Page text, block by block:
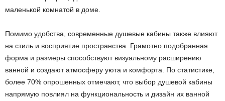
маленькой комнатой в доме.
Помимо удобства, современные душевые кабины также влияют
на стиль и восприятие пространства. Грамотно подобранная
форма и размеры способствуют визуальному расширению
ванной и создают атмосферу уюта и комфорта. По статистике,
более 70% опрошенных отмечают, что выбор душевой кабины
напрямую повлиял на функциональность и дизайн их ванной